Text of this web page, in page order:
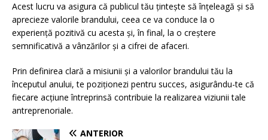
Acest lucru va asigura că publicul tău țintește să înțeleagă și să
aprecieze valorile brandului, ceea ce va conduce la o
experiență pozitivă cu acesta și, în final, la o creștere
semnificativă a vânzărilor și a cifrei de afaceri.
Prin definirea clară a misiunii și a valorilor brandului tău la
începutul anului, te poziționezi pentru succes, asigurându-te că
fiecare acțiune întreprinsă contribuie la realizarea viziunii tale
antreprenoriale.
ANTERIOR